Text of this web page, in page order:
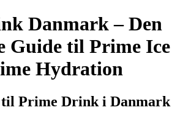
Danmark – Den
Guide til Prime Ice
Hydration
Prime Drink i Danmark